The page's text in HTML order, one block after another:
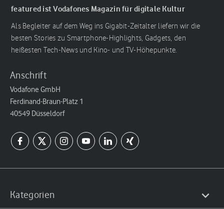
featured ist Vodafones Magazin für digitale Kultur
Als Begleiter auf dem Weg ins Gigabit-Zeitalter liefern wir die
besten Stories zu Smartphone-Highlights, Gadgets, den
heißesten Tech-News und Kino- und TV-Höhepunkte.
Anschrift
Vodafone GmbH
Ferdinand-Braun-Platz 1
40549 Düsseldorf
Kategorien